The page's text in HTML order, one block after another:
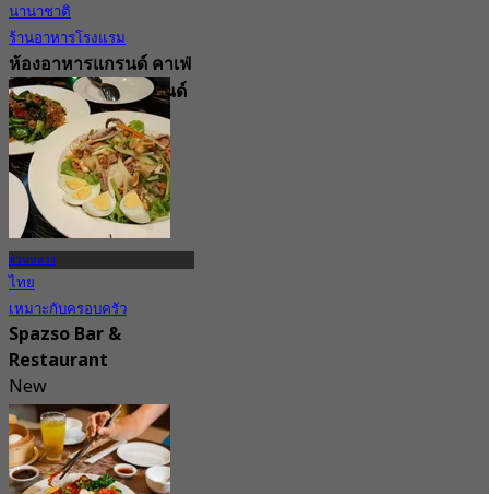
นานาชาติ
ร้านอาหารโรงแรม
ห้องอาหารแกรนด์ คาเฟ่
ณ โรงแรมเดอะ แกรนด์
โฟร์วิงส์
4.8
72 การจอง
จาก
฿ 532.66
สวนหลวง
ไทย
เหมาะกับครอบครัว
Spazso Bar &
Restaurant
New
4.1
จาก฿ 312.5